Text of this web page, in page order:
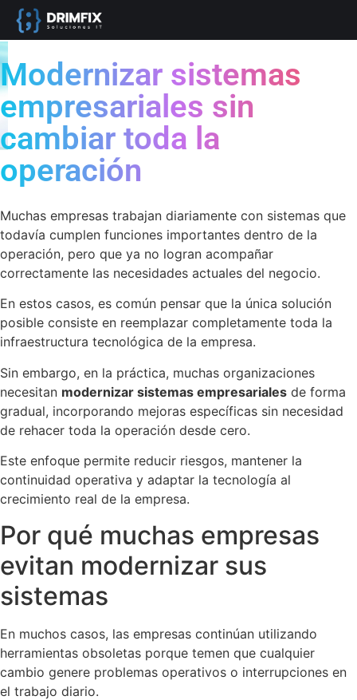
Modernizar sistemas
empresariales sin
cambiar toda la
operación
Muchas empresas trabajan diariamente con sistemas que
todavía cumplen funciones importantes dentro de la
operación, pero que ya no logran acompañar
correctamente las necesidades actuales del negocio.
En estos casos, es común pensar que la única solución
posible consiste en reemplazar completamente toda la
infraestructura tecnológica de la empresa.
Sin embargo, en la práctica, muchas organizaciones
necesitan modernizar sistemas empresariales de forma
gradual, incorporando mejoras específicas sin necesidad
de rehacer toda la operación desde cero.
Este enfoque permite reducir riesgos, mantener la
continuidad operativa y adaptar la tecnología al
crecimiento real de la empresa.
Por qué muchas empresas
evitan modernizar sus
sistemas
En muchos casos, las empresas continúan utilizando
herramientas obsoletas porque temen que cualquier
cambio genere problemas operativos o interrupciones en
el trabajo diario.